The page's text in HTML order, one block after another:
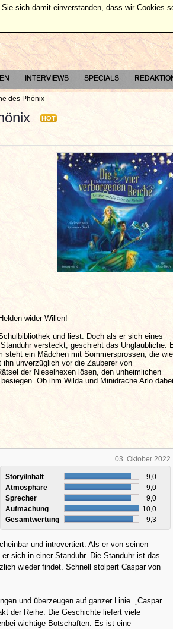
INTERVIEWS SPECIALS
des Phönix
HOT
wider Willen!
und liest. Doch als er sich eines
versteckt, geschieht das Unglaubliche:
steht ein Mädchen mit Sommersprossen, die wie
unverzüglich vor die Zauberer von
der Nieselhexen lösen, den unheimlichen
Ob ihm Wilda und Minidrache Arlo dabei
03. Oktober 2022
Story/Inhalt
9,0
Atmosphäre
9,0
Sprecher
9,0
Aufmachung
10,0
Gesamtwertung
9,3
und introvertiert. Als er von seinen
sich in einer Standuhr. Die Standuhr ist das
wieder findet. Schnell stolpert Caspar von
und überzeugen auf ganzer Linie. „Caspar
der Reihe. Die Geschichte liefert viele
wichtige Botschaften. Es ist eine
sich damit einverstanden, dass wir Cookies